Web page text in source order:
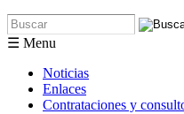
Formulario de
Buscar
☰ Menu
Noticias
Enlaces
Contrataciones y